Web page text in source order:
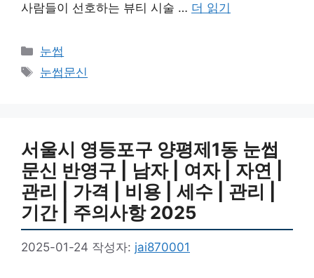
사람들이 선호하는 뷰티 시술 … 더 읽기
카
테
눈썹
태
눈썹문신
서울시 영등포구 양평제1동 눈썹
문신 반영구 | 남자 | 여자 | 자연 |
관리 | 가격 | 비용 | 세수 | 관리 |
기간 | 주의사항 2025
2025-01-24 작성자: jai870001